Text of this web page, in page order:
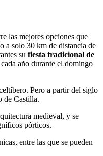
las mejores opciones que
a solo 30 km de distancia de
su fiesta tradicional de
cada año durante el domingo
Pero a partir del siglo
de Castilla.
medieval, y se
pórticos.
entre las que se pueden